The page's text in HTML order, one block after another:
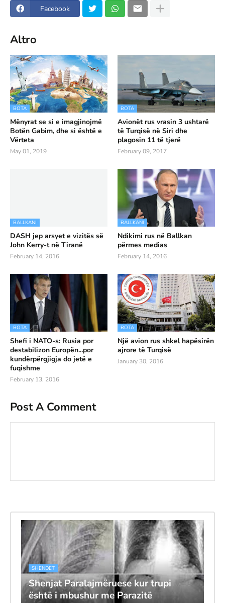
Facebook
Altro
BOTA
Mënyrat se si e imagjinojmë
Botën Gabim, dhe si është e
Vërteta
May 01, 2019
BOTA
Avionët rus vrasin 3 ushtarë
të Turqisë në Siri dhe
plagosin 11 të tjerë
February 09, 2017
BALLKANI
DASH jep arsyet e vizitës së
John Kerry-t në Tiranë
February 14, 2016
BALLKANI
Ndikimi rus në Ballkan
përmes medias
February 14, 2016
BOTA
Shefi i NATO-s: Rusia por
destabilizon Europën...por
kundërpërgjigja do jetë e
fuqishme
February 13, 2016
BOTA
Një avion rus shkel hapësirën
ajrore të Turqisë
January 30, 2016
Post A Comment
SHENDET
Shenjat Paralajmëruese kur trupi
është i mbushur me Parazitë